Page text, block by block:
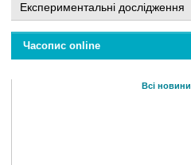
Експериментальні дослідження
Часопис online
Всі новини